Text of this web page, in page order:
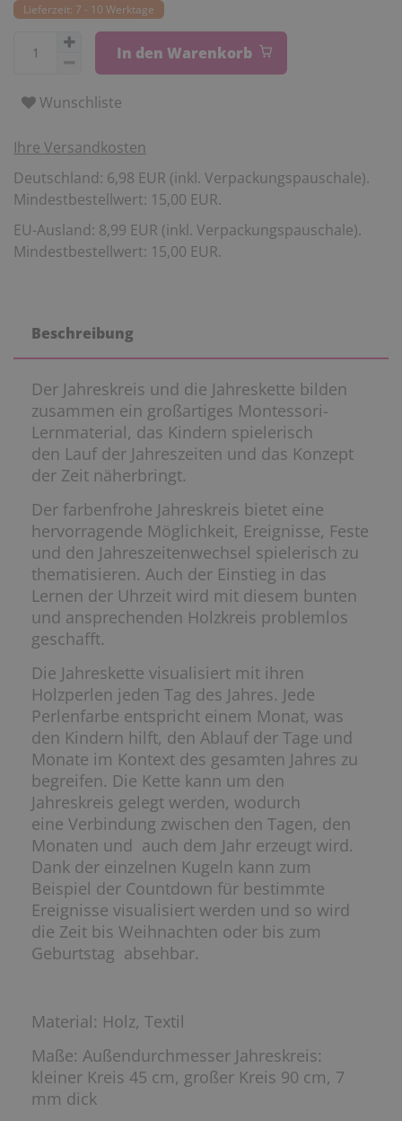
Lieferzeit: 7 - 10 Werktage
In den Warenkorb
Wunschliste
Ihre Versandkosten
Deutschland: 6,98 EUR (inkl. Verpackungspauschale).
Mindestbestellwert: 15,00 EUR.
EU-Ausland: 8,99 EUR (inkl. Verpackungspauschale).
Mindestbestellwert: 15,00 EUR.
Beschreibung
Der Jahreskreis und die Jahreskette bilden
zusammen ein großartiges Montessori-
Lernmaterial, das Kindern spielerisch
den Lauf der Jahreszeiten und das Konzept
der Zeit näherbringt.
Der farbenfrohe Jahreskreis bietet eine
hervorragende Möglichkeit, Ereignisse, Feste
und den Jahreszeitenwechsel spielerisch zu
thematisieren. Auch der Einstieg in das
Lernen der Uhrzeit wird mit diesem bunten
und ansprechenden Holzkreis problemlos
geschafft.
Die Jahreskette visualisiert mit ihren
Holzperlen jeden Tag des Jahres. Jede
Perlenfarbe entspricht einem Monat, was
den Kindern hilft, den Ablauf der Tage und
Monate im Kontext des gesamten Jahres zu
begreifen. Die Kette kann um den
Jahreskreis gelegt werden, wodurch
eine Verbindung zwischen den Tagen, den
Monaten und auch dem Jahr erzeugt wird.
Dank der einzelnen Kugeln kann zum
Beispiel der Countdown für bestimmte
Ereignisse visualisiert werden und so wird
die Zeit bis Weihnachten oder bis zum
Geburtstag absehbar.
Material: Holz, Textil
Maße: Außendurchmesser Jahreskreis:
kleiner Kreis 45 cm, großer Kreis 90 cm, 7
mm dick